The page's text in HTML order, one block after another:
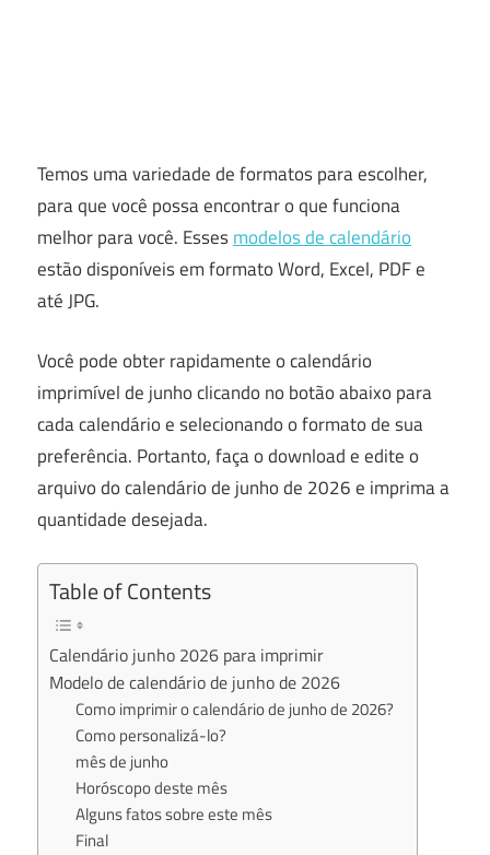
Temos uma variedade de formatos para escolher,
para que você possa encontrar o que funciona
melhor para você. Essesmodelos de calendário
estão disponíveis em formato Word, Excel, PDF e
até JPG.
Você pode obter rapidamente o calendário
imprimível de junho clicando no botão abaixo para
cada calendário e selecionando o formato de sua
preferência. Portanto, faça o download e edite o
arquivo do calendário de junho de 2026 e imprima a
quantidade desejada.
Table of Contents
Calendário junho 2026 para imprimir
Modelo de calendário de junho de 2026
Como imprimir o calendário de junho de 2026?
Como personalizá-lo?
mês de junho
Horóscopo deste mês
Alguns fatos sobre este mês
Final